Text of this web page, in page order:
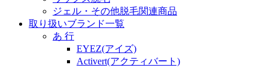
ジェル・その他脱毛関連商品
取り扱いブランド一覧
あ 行
EYEZ(アイズ)
Activert(アクティバート)